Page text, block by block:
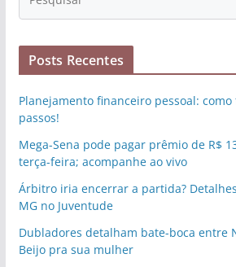
Posts Recentes
Planejamento financeiro pessoal:
passos!
Mega-Sena pode pagar prêmio de R$
terça-feira; acompanhe ao vivo
Árbitro iria encerrar a partida?
MG no Juventude
Dubladores detalham bate-boca entre
Beijo pra sua mulher